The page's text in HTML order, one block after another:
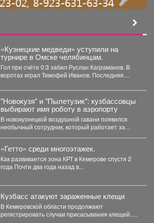
«Кузнецкие медведи» уступили на
турнире в Омске челябинцам.
Гол при счёте 0:3 забил Руслан Каграманов. В
воротах играл Тимофей Иванов. Последняя
"Новокузя" и "Пылетузик": кузбассовцы
выбирают имя роботу в аэропорту
В новокузнецкой воздушной гавани появился
необычный сотрудник, который работает за
«Гетто» среди многоэтажек.
Как развивается зона КРТ в Кемерове спустя 2
года Почти два года назад в...
Кузбасс атакуют зараженные клещи
В Кемеровской области продолжают
регистрировать случаи присасывания клещей.